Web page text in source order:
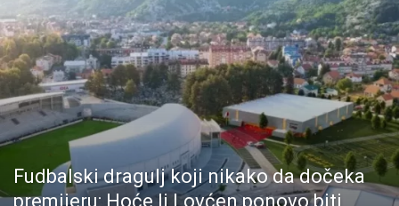
Fudbalski dragulj koji nikako da dočeka
premijeru: Hoće li Lovćen ponovo biti